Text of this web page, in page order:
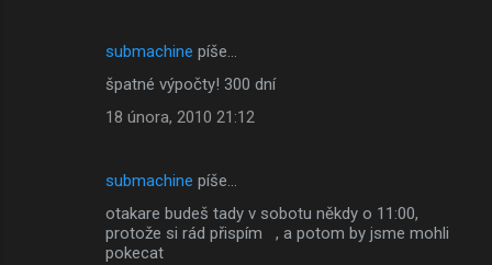
submachine píše…
špatné výpočty! 300 dní
18 února, 2010 21:12
submachine píše…
otakare budeš tady v sobotu někdy o 11:00,
protože si rád přispím , a potom by jsme mohli
pokecat